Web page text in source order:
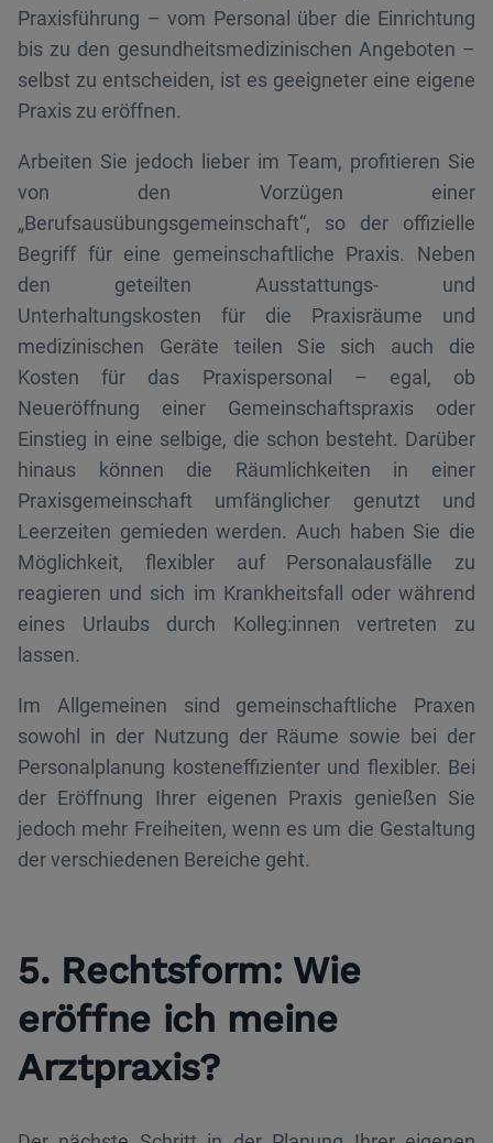
Praxisführung – vom Personal über die Einrichtung
bis zu den gesundheitsmedizinischen Angeboten –
selbst zu entscheiden, ist es geeigneter eine eigene
Praxis zu eröffnen.
Arbeiten Sie jedoch lieber im Team, profitieren Sie
von den Vorzügen einer
„Berufsausübungsgemeinschaft“, so der offizielle
Begriff für eine gemeinschaftliche Praxis. Neben
den geteilten Ausstattungs- und
Unterhaltungskosten für die Praxisräume und
medizinischen Geräte teilen Sie sich auch die
Kosten für das Praxispersonal – egal, ob
Neueröffnung einer Gemeinschaftspraxis oder
Einstieg in eine selbige, die schon besteht. Darüber
hinaus können die Räumlichkeiten in einer
Praxisgemeinschaft umfänglicher genutzt und
Leerzeiten gemieden werden. Auch haben Sie die
Möglichkeit, flexibler auf Personalausfälle zu
reagieren und sich im Krankheitsfall oder während
eines Urlaubs durch Kolleg:innen vertreten zu
lassen.
Im Allgemeinen sind gemeinschaftliche Praxen
sowohl in der Nutzung der Räume sowie bei der
Personalplanung kosteneffizienter und flexibler. Bei
der Eröffnung Ihrer eigenen Praxis genießen Sie
jedoch mehr Freiheiten, wenn es um die Gestaltung
der verschiedenen Bereiche geht.
5. Rechtsform: Wie
eröffne ich meine
Arztpraxis?